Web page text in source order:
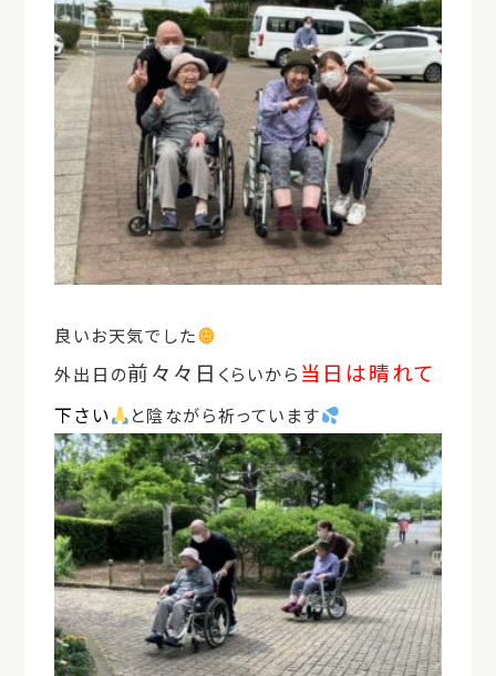
良いお天気でした
外出日の前々々日 くらいから 当日は晴れて
下さい と陰ながら祈っています